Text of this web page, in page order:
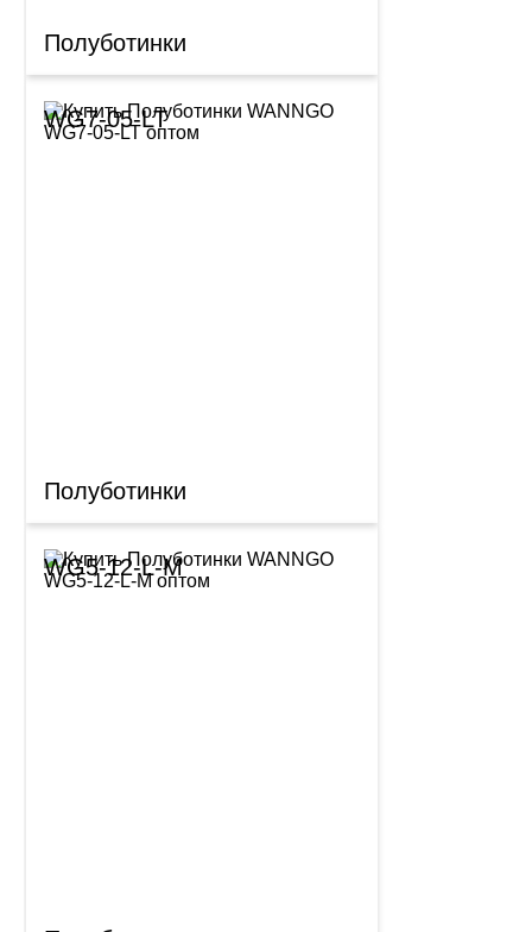
Полуботинки
WG7-05-LT
Полуботинки
WG5-12-L-M